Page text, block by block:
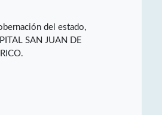
del estado,
SAN JUAN DE